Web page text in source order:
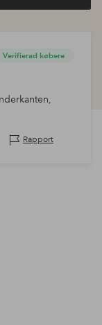
Verifierad købere
Rapport